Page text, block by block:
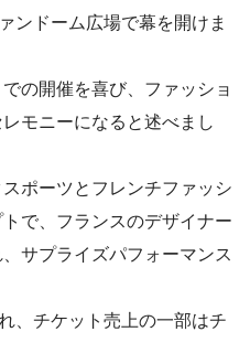
ンドーム広場で幕を開けま
の開催を喜び、ファッショ
モニーになると述べまし
ポーツとフレンチファッシ
で、フランスのデザイナー
サプライズパフォーマンス
、チケット売上の一部はチ